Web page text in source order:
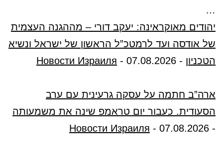
…
יהודים מאוקראינה: יעקב דורי – מההגנה העצמית
של אודסה ועד לרמטכ”ל הראשון של ישראל ונשיא
הטכניון -
07.08.2026
-
Новости Израиля
ארה”ב חתמה על עסקה גרעינית עם ערב
הסעודית. כעבור יום טראמפ שינה את משמעותה
-
07.08.2026
-
Новости Израиля